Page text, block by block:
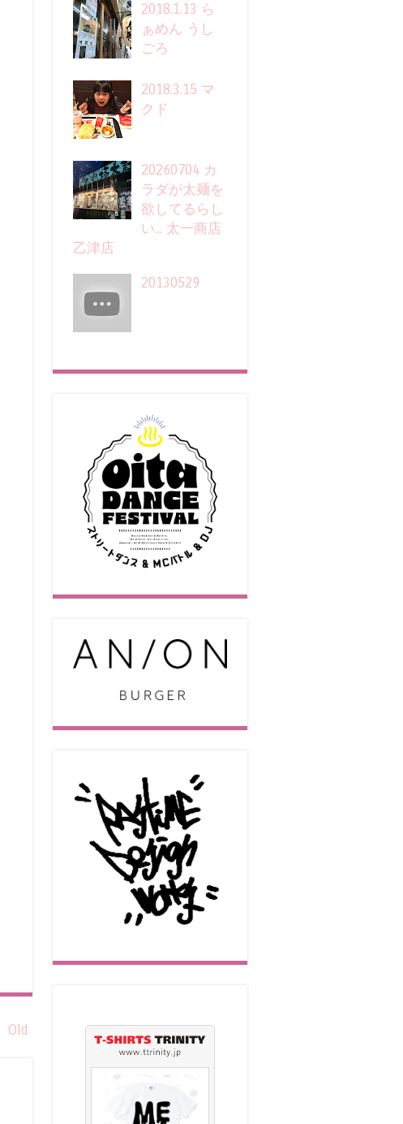
Old
2018.1.13 ら
ぁめん うし
ごろ
2018.3.15 マ
クド
20260704 カ
ラダが太麺を
欲してるらし
い... 太一商店
乙津店
20130529